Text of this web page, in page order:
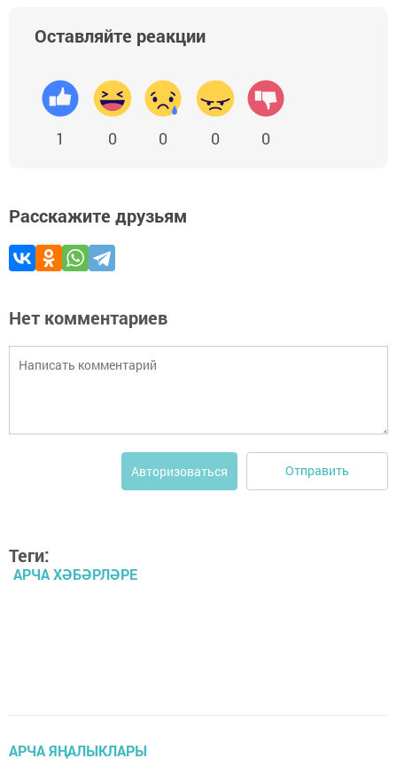
Оставляйте реакции
1 0 0 0 0
Расскажите друзьям
Нет комментариев
Авторизоваться Отправить
Теги:
АРЧА ХӘБӘРЛӘРЕ
АРЧА ЯҢАЛЫКЛАРЫ